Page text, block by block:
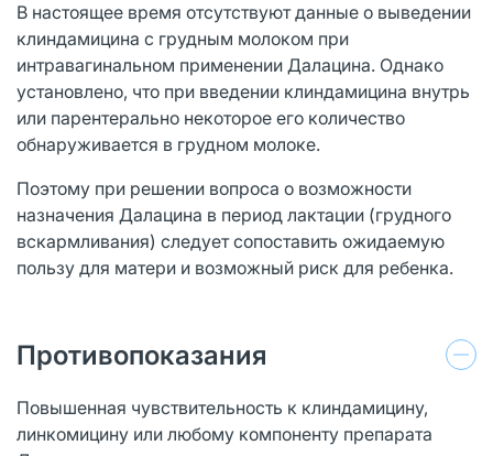
В настоящее время отсутствуют данные о выведении
клиндамицина с грудным молоком при
интравагинальном применении Далацина. Однако
установлено, что при введении клиндамицина внутрь
или парентерально некоторое его количество
обнаруживается в грудном молоке.
Поэтому при решении вопроса о возможности
назначения Далацина в период лактации (грудного
вскармливания) следует сопоставить ожидаемую
пользу для матери и возможный риск для ребенка.
Противопоказания
Повышенная чувствительность к клиндамицину,
линкомицину или любому компоненту препарата